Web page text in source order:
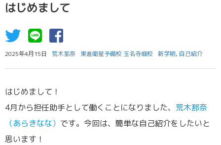
はじめまして
2025年4月15日 荒木那奈 東進衛星予備校 玉名寺畑校 新学期, 自己紹介
はじめまして！
4月から担任助手として働くことになりました、 荒木那奈
（あらきなな） です。今回は、簡単な自己紹介をしたいと
思います！